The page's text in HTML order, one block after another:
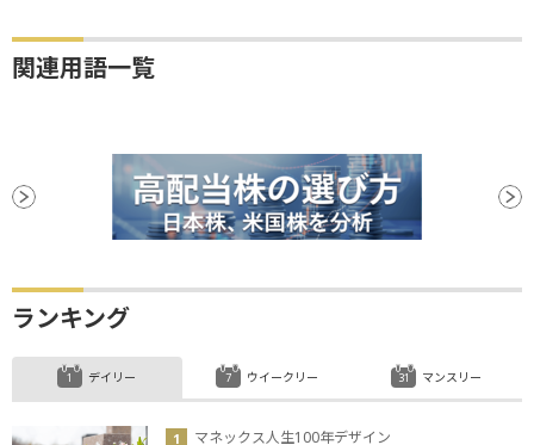
関連用語一覧
ランキング
デイリー
マネックス人生100年デザイン
ウイークリー マンスリー